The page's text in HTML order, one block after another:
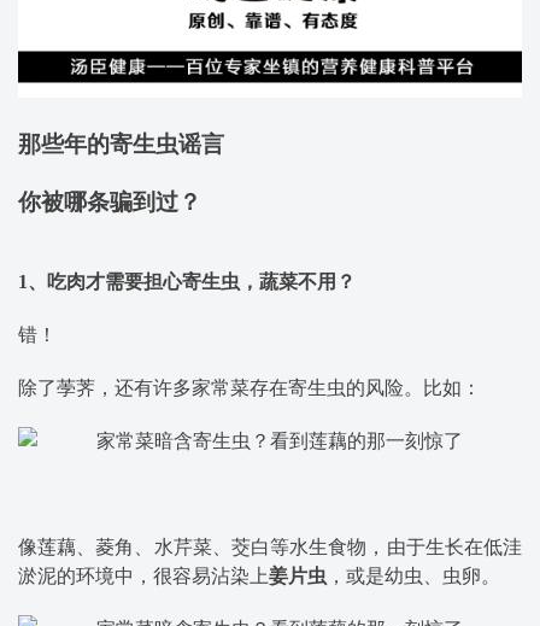
那些年的寄生虫谣言
你被哪条骗到过？
1、吃肉才需要担心寄生虫，蔬菜不用？
错！
除了荸荠，还有许多家常菜存在寄生虫的风险。比如：
像莲藕、菱角、水芹菜、茭白等水生食物，由于生长在低洼
淤泥的环境中，很容易沾染上姜片虫 ，或是幼虫、虫卵。